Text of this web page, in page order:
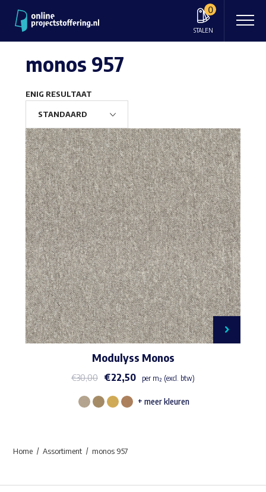
0
STALEN
monos 957
ENIG RESULTAAT
Modulyss Monos
€30,00 €22,50 per m² (excl. btw)
Dit
+ meer kleuren
Home Assortiment monos 957